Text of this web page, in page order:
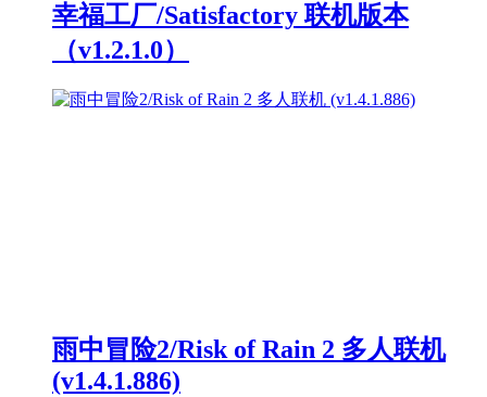
幸福工厂/Satisfactory 联机版本
（v1.2.1.0）
雨中冒险2/Risk of Rain 2 多人联机
(v1.4.1.886)